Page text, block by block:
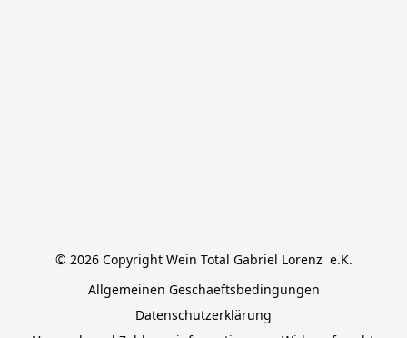
© 2026 Copyright Wein Total Gabriel Lorenz  e.K.
Allgemeinen Geschaeftsbedingungen
Datenschutzerklärung